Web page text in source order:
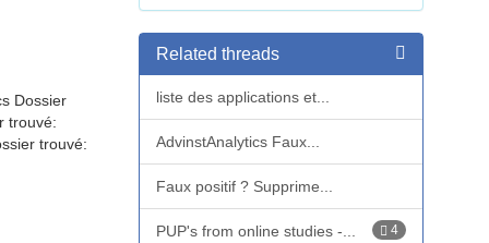
Dossier
trouvé:
trouvé:
Related threads
liste des applications et...
AdvinstAnalytics Faux...
Faux positif ? Supprime...
4
PUP's from online studies -...